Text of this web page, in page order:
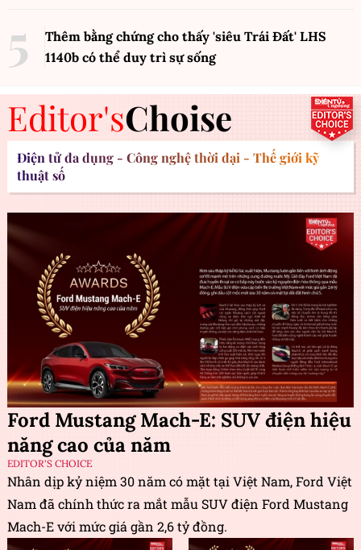
Thêm bằng chứng cho thấy 'siêu Trái Đất' LHS
1140b có thể duy trì sự sống
Editor'sChoise
Điện tử đa dụng - Công nghệ thời đại - Thế giới kỹ
thuật số
Ford Mustang Mach-E: SUV điện hiệu
năng cao của năm
EDITOR'S CHOICE
Nhân dịp kỷ niệm 30 năm có mặt tại Việt Nam, Ford Việt
Nam đã chính thức ra mắt mẫu SUV điện Ford Mustang
Mach-E với mức giá gần 2,6 tỷ đồng.